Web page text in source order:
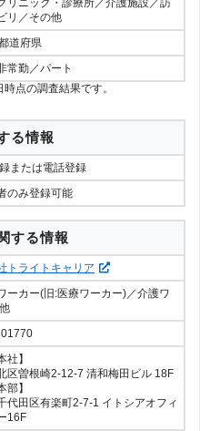
リニック・診療所／介護施設／訪
リ／その他
道府県
常勤／パート
点の調査結果です。
る情報
または電話登録
のみ登録可能
する情報
トライトキャリア
ーカー(旧:医療ワーカー)／介護ワ
社】
区曽根崎2-12-7 清和梅田ビル 18F
部】
代田区有楽町2-7-1 イトシアオフィ
16F